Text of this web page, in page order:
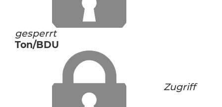
gesperrt
Ton/BDU
Zugriff